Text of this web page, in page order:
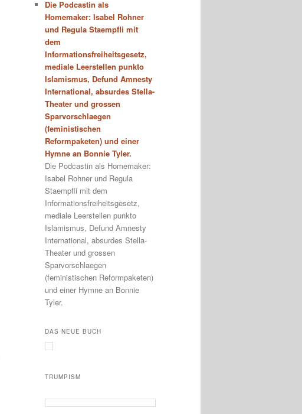
Die Podcastin als
Homemaker: Isabel Rohner
und Regula Staempfli mit
dem
Informationsfreiheitsgesetz,
mediale Leerstellen punkto
Islamismus, Defund Amnesty
International, absurdes Stella-
Theater und grossen
Sparvorschlaegen
(feministischen
Reformpaketen) und einer
Hymne an Bonnie Tyler.
Die Podcastin als Homemaker:
Isabel Rohner und Regula
Staempfli mit dem
Informationsfreiheitsgesetz,
mediale Leerstellen punkto
Islamismus, Defund Amnesty
International, absurdes Stella-
Theater und grossen
Sparvorschlaegen
(feministischen Reformpaketen)
und einer Hymne an Bonnie
Tyler.
DAS NEUE BUCH
TRUMPISM